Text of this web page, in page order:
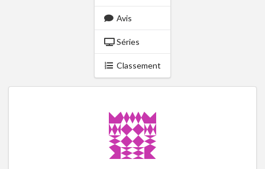
Avis
Séries
Classement